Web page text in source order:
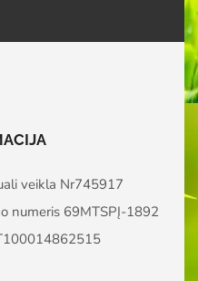
veikla Nr745917
numeris 69MTSPĮ-1892